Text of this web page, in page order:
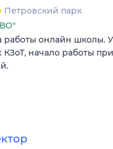
Петровский парк
онлайн школы.
КЗоТ, начало работы